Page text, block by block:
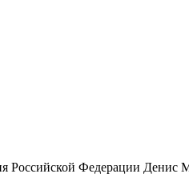
Российской Федерации Денис